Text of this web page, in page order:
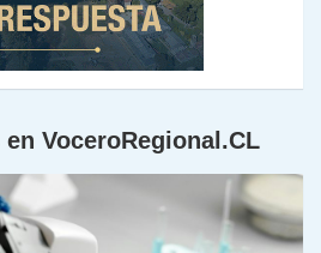
VoceroRegional.CL